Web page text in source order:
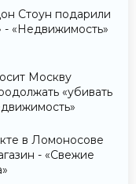
Стоун подарили
- «Недвижимость»
Москву
«убивать
в Ломоносове
- «Свежие